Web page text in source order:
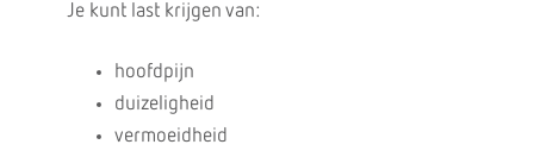
Je kunt last krijgen van:
hoofdpijn
duizeligheid
vermoeidheid